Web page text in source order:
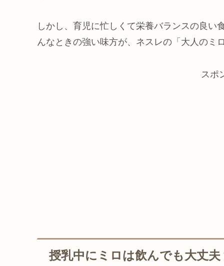
しかし、育児に忙しくて栄養バランスの良
んなときの強い味方が、ネスレの「大人のミ
スポ
授乳中にミロは飲んでも大丈